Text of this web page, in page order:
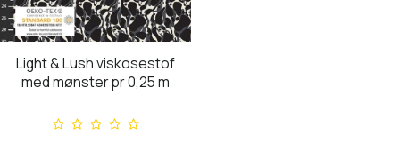
Light & Lush viskosestof
med mønster pr 0,25 m